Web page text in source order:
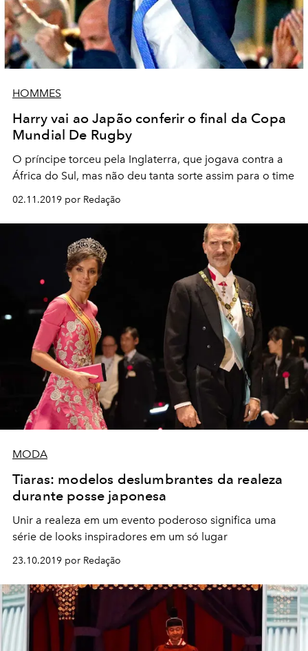
HOMMES
Harry vai ao Japão conferir o final da Copa
Mundial De Rugby
O príncipe torceu pela Inglaterra, que jogava contra a
África do Sul, mas não deu tanta sorte assim para o time
02.11.2019 por Redação
MODA
Tiaras: modelos deslumbrantes da realeza
durante posse japonesa
Unir a realeza em um evento poderoso significa uma
série de looks inspiradores em um só lugar
23.10.2019 por Redação